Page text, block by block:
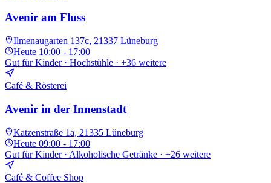
Avenir am Fluss
Ilmenaugarten 137c, 21337 Lüneburg
Heute 10:00 - 17:00
Gut für Kinder · Hochstühle · +36 weitere
Café & Rösterei
Avenir in der Innenstadt
Katzenstraße 1a, 21335 Lüneburg
Heute 09:00 - 17:00
Gut für Kinder · Alkoholische Getränke · +26 weitere
Café & Coffee Shop